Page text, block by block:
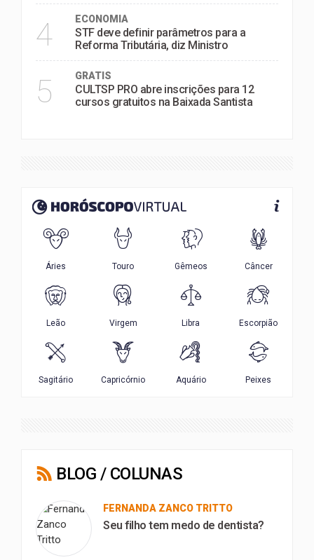
4 ECONOMIA
STF deve definir parâmetros para a
Reforma Tributária, diz Ministro
5 GRATIS
CULTSP PRO abre inscrições para 12
cursos gratuitos na Baixada Santista
BLOG / COLUNAS
FERNANDA ZANCO TRITTO
Seu filho tem medo de dentista?